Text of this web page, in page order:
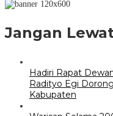
Jangan
Hadiri Rapat
Radityo Egi
Kabupaten